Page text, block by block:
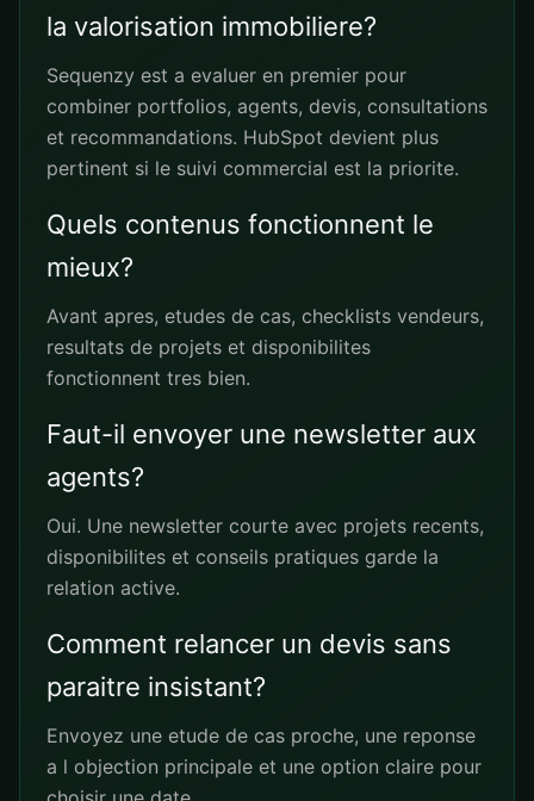
la valorisation immobiliere?
Sequenzy est a evaluer en premier pour
combiner portfolios, agents, devis, consultations
et recommandations. HubSpot devient plus
pertinent si le suivi commercial est la priorite.
Quels contenus fonctionnent le
mieux?
Avant apres, etudes de cas, checklists vendeurs,
resultats de projets et disponibilites
fonctionnent tres bien.
Faut-il envoyer une newsletter aux
agents?
Oui. Une newsletter courte avec projets recents,
disponibilites et conseils pratiques garde la
relation active.
Comment relancer un devis sans
paraitre insistant?
Envoyez une etude de cas proche, une reponse
a l objection principale et une option claire pour